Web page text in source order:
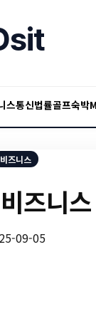
스통신법률골프숙박
비즈니스
즈니
09-05